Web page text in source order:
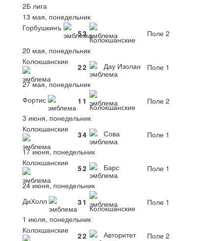
2Б лига
13 мая, понедельник
Горбушкинъ
53
Колокшанские
Поле 2
20 мая, понедельник
Колокшанские
22 Дау Изолан
Поле 1
27 мая, понедельник
Фортис
1 1
Колокшанские
Поле 2
3 июня, понедельник
Колокшанские
34 Сова
Поле 1
17 июня, понедельник
Колокшанские
52 Барс
Поле 1
24 июня, понедельник
ДиХолл
31
Колокшанские
Поле 1
1 июля, понедельник
Колокшанские
22 Авторитет
Поле 2